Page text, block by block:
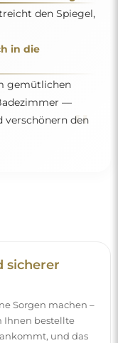
den Spiegel,
in die
gemütlichen
—
verschönern den
"
sicherer
Sorgen machen –
Ihnen bestellte
und das